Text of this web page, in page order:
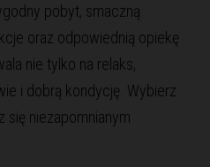
pobyt, smaczną
oraz odpowiednią opiekę
nie tylko na relaks,
i dobrą kondycję. Wybierz
się niezapomnianym